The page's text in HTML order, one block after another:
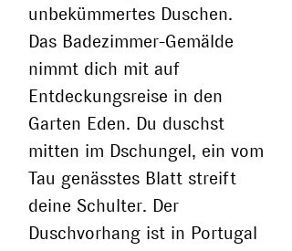
unbekümmertes Duschen.
Das Badezimmer-Gemälde
nimmt dich mit auf
Entdeckungsreise in den
Garten Eden. Du duschst
mitten im Dschungel, ein vom
Tau genässtes Blatt streift
deine Schulter. Der
Duschvorhang ist in Portugal